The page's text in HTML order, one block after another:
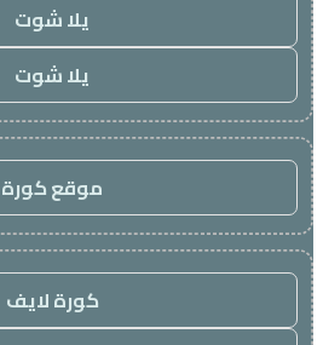
يلا شوت
يلا شوت
موقع كورة
كورة لايف